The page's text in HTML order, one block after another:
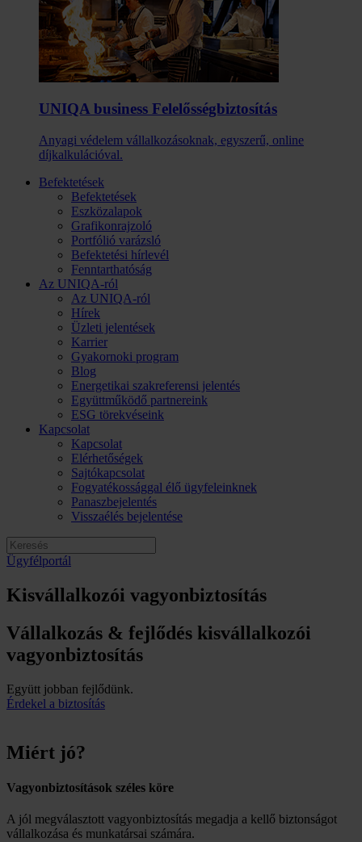
UNIQA business Felelősség­biztosítás
Anyagi védelem vállalkozásoknak, egyszerű, online
díjkalkulációval.
Befektetések
Befektetések
Eszközalapok
Grafikonrajzoló
Portfólió varázsló
Befektetési hírlevél
Fenntarthatóság
Az UNIQA-ról
Az UNIQA-ról
Hírek
Üzleti jelentések
Karrier
Gyakornoki program
Blog
Energetikai szakreferensi jelentés
Együttműködő partnereink
ESG törekvéseink
Kapcsolat
Kapcsolat
Elérhetőségek
Sajtókapcsolat
Fogyatékossággal élő ügyfeleinknek
Panaszbejelentés
Visszaélés bejelentése
Ügyfélportál
Kisvállalkozói vagyonbiztosítás
Vállalkozás & fejlődés kisvállalkozói
vagyonbiztosítás
Együtt jobban fejlődünk.
Érdekel a biztosítás
Miért jó?
Vagyonbiztosítások széles köre
A jól megválasztott vagyonbiztosítás megadja a kellő biztonságot
vállalkozása és munkatársai számára.